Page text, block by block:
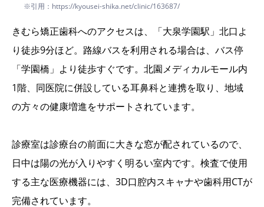
※引用：https://kyousei-shika.net/clinic/163687/
きむら矯正歯科へのアクセスは、「大泉学園駅」北口よ
り徒歩9分ほど。路線バスを利用される場合は、バス停
「学園橋」より徒歩すぐです。北園メディカルモール内
1階、同医院に併設している耳鼻科と連携を取り、地域
の方々の健康増進をサポートされています。
診療室は診療台の前面に大きな窓が配されているので、
日中は陽の光が入りやすく明るい室内です。検査で使用
する主な医療機器には、3D口腔内スキャナや歯科用CTが
完備されています。